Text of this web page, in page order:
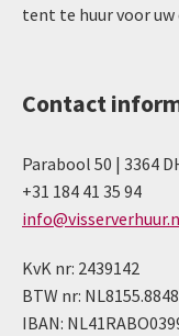
tent te huur voor uw
Contact
Parabool 50 | 3364
+31 184 41 35 94
KvK nr: 2439142
BTW nr:
IBAN: